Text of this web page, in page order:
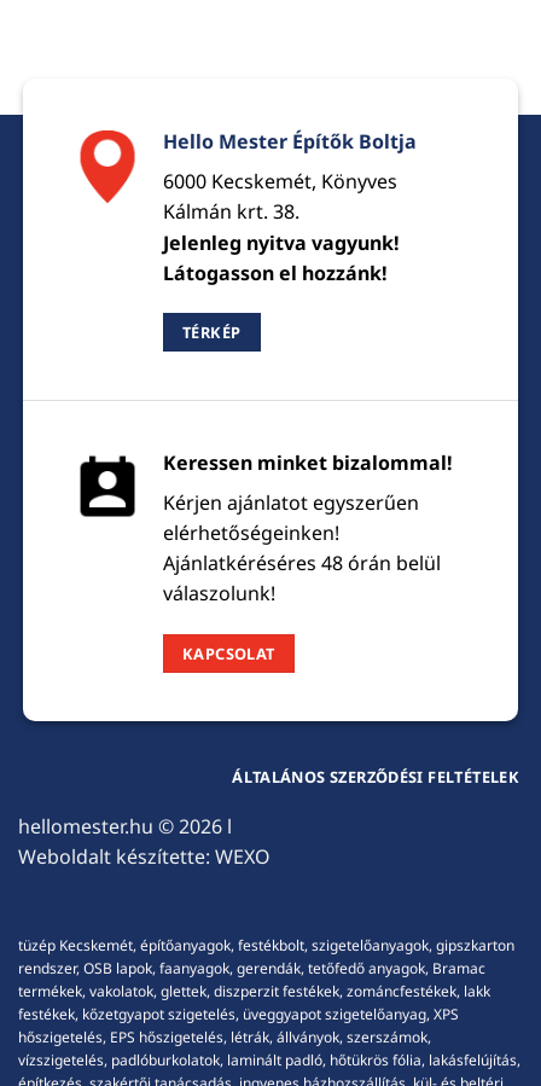
Hello Mester Építők Boltja
6000 Kecskemét, Könyves
Kálmán krt. 38.
Jelenleg nyitva vagyunk!
Látogasson el hozzánk!
TÉRKÉP
Keressen minket bizalommal!
Kérjen ajánlatot egyszerűen
elérhetőségeinken!
Ajánlatkéréséres 48 órán belül
válaszolunk!
KAPCSOLAT
hellomester.hu © 2026 l
Weboldalt készítette: WEXO
ÁLTALÁNOS SZERZŐDÉSI FELTÉTELEK
tüzép Kecskemét, építőanyagok, festékbolt, szigetelőanyagok, gipszkarton
rendszer, OSB lapok, faanyagok, gerendák, tetőfedő anyagok, Bramac
termékek, vakolatok, glettek, diszperzit festékek, zománcfestékek, lakk
festékek, kőzetgyapot szigetelés, üveggyapot szigetelőanyag, XPS
hőszigetelés, EPS hőszigetelés, létrák, állványok, szerszámok,
vízszigetelés, padlóburkolatok, laminált padló, hőtükrös fólia, lakásfelújítás,